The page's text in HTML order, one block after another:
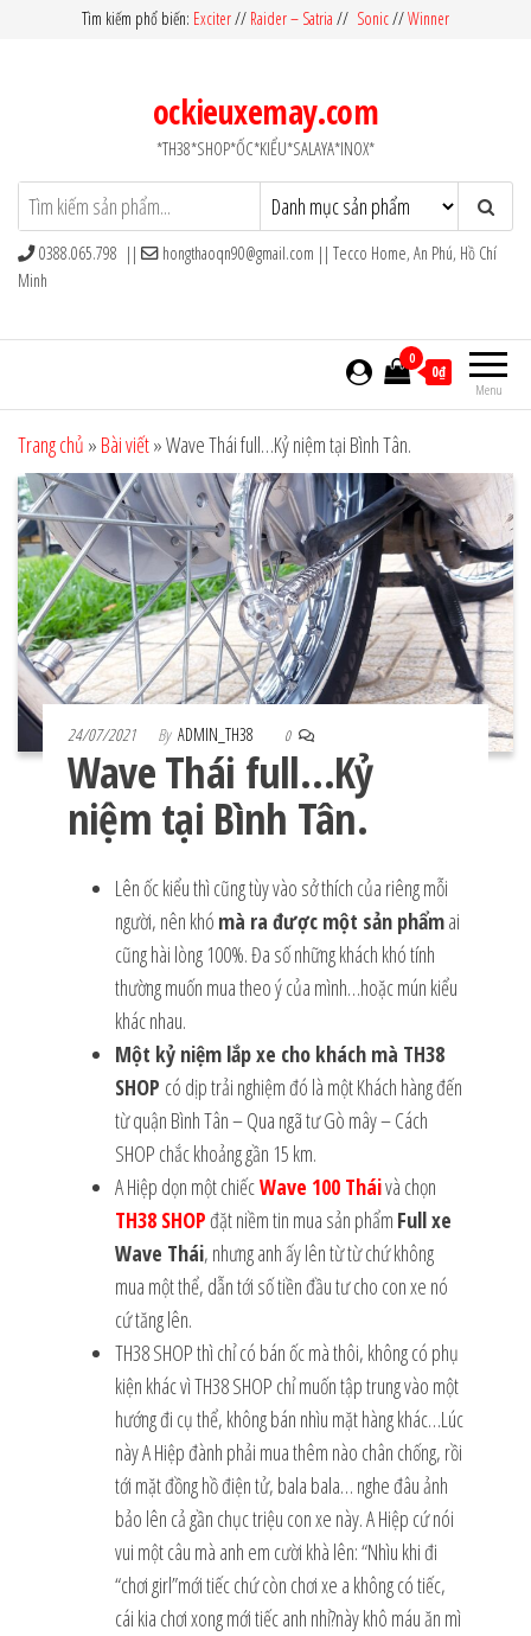
Tìm kiếm phổ biến: Exciter// Raider – Satria // Sonic//Winner
ockieuxemay.com
*TH38*SHOP*ỐC*KIỂU*SALAYA*INOX*
0388.065.798 || hongthaoqn90@gmail.com || Tecco Home, An Phú, Hồ Chí
Minh
Menu
0
0₫
Trang chủ » Bài viết»Wave Thái full…Kỷ niệm tại Bình Tân.
24/07/2021 By ADMIN_TH38 0
Wave Thái full…Kỷ
niệm tại Bình Tân.
Lên ốc kiểu thì cũng tùy vào sở thích của riêng mỗi
người, nên khó mà ra được một sản phẩmai
cũng hài lòng 100%. Đa số những khách khó tính
thường muốn mua theo ý của mình…hoặc mún kiểu
khác nhau.
Một kỷ niệm lắp xe cho khách mà TH38
SHOP có dịp trải nghiệm đó là một Khách hàng đến
từ quận Bình Tân – Qua ngã tư Gò mây – Cách
SHOP chắc khoảng gần 15 km.
A Hiệp dọn một chiếcWave 100 Tháivà chọn
TH38 SHOPđặt niềm tin mua sản phẩm Full xe
Wave Thái, nhưng anh ấy lên từ từ chứ không
mua một thể, dẫn tới số tiền đầu tư cho con xe nó
cứ tăng lên.
TH38 SHOP thì chỉ có bán ốc mà thôi, không có phụ
kiện khác vì TH38 SHOP chỉ muốn tập trung vào một
hướng đi cụ thể, không bán nhìu mặt hàng khác…Lúc
này A Hiệp đành phải mua thêm nào chân chống, rồi
tới mặt đồng hồ điện tử, bala bala… nghe đâu ảnh
bảo lên cả gần chục triệu con xe này. A Hiệp cứ nói
vui một câu mà anh em cười khà lên: “Nhìu khi đi
“chơi girl”mới tiếc chứ còn chơi xe a không có tiếc,
cái kia chơi xong mới tiếc anh nhỉ?này khô máu ăn mì